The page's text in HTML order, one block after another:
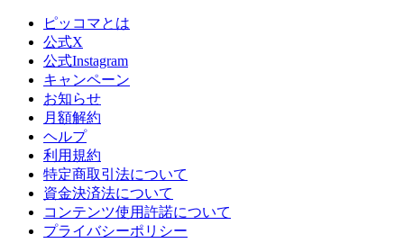
ピッコマとは
公式X
公式Instagram
キャンペーン
お知らせ
月額解約
ヘルプ
利用規約
特定商取引法について
資金決済法について
コンテンツ使用許諾について
プライバシーポリシー